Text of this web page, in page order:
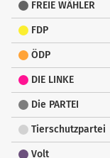
FREIE WÄHLER
FDP
ÖDP
DIE LINKE
Die PARTEI
Tierschutzpartei
Volt